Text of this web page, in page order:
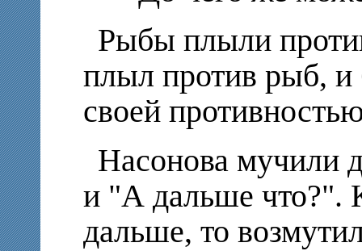
Рыбы плыли
плыл против рыб, и
своей
Насонова мучили
и "А дальше что?".
дальше, то